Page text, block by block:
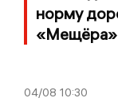
норму
«Мещёра»
04/08 10:30